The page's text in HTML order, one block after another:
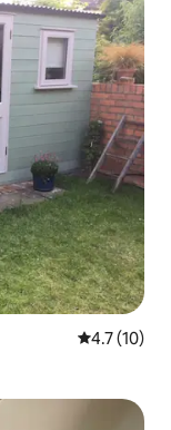
Calificación
4.7 (10)